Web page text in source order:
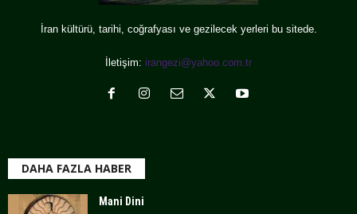
İran kültürü, tarihi, coğrafyası ve gezilecek yerleri bu sitede.
İletişim: irangezi@yahoo.com.tr
DAHA FAZLA HABER
Mani Dini